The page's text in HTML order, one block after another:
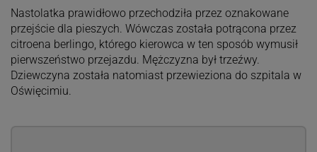
Nastolatka prawidłowo przechodziła przez oznakowane
przejście dla pieszych. Wówczas została potrącona przez
citroena berlingo, którego kierowca w ten sposób wymusił
pierwszeństwo przejazdu. Mężczyzna był trzeźwy.
Dziewczyna została natomiast przewieziona do szpitala w
Oświęcimiu.